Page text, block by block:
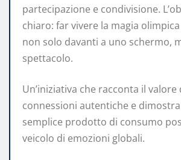
partecipazione e condivisione.
chiaro: far vivere la magia
non solo davanti a uno schermo,
spettacolo.
Un’iniziativa che racconta il valore
connessioni autentiche e
semplice prodotto di consumo
veicolo di emozioni globali.